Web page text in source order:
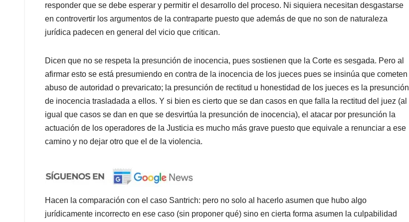
responder que se debe esperar y permitir el desarrollo del proceso. Ni siquiera necesitan desgastarse
en controvertir los argumentos de la contraparte puesto que además de que no son de naturaleza
jurídica padecen en general del vicio que critican.
Dicen que no se respeta la presunción de inocencia, pues sostienen que la Corte es sesgada. Pero al
afirmar esto se está presumiendo en contra de la inocencia de los jueces pues se insinúa que cometen
abuso de autoridad o prevaricato; la presunción de rectitud u honestidad de los jueces es la presunción
de inocencia trasladada a ellos. Y si bien es cierto que se dan casos en que falla la rectitud del juez (al
igual que casos se dan en que se desvirtúa la presunción de inocencia), el atacar por presunción la
actuación de los operadores de la Justicia es mucho más grave puesto que equivale a renunciar a ese
camino y no dejar otro que el de la violencia.
Hacen la comparación con el caso Santrich: pero no solo al hacerlo asumen que hubo algo
jurídicamente incorrecto en ese caso (sin proponer qué) sino en cierta forma asumen la culpabilidad